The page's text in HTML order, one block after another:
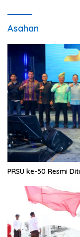
Asahan
PRSU ke-50 Resmi